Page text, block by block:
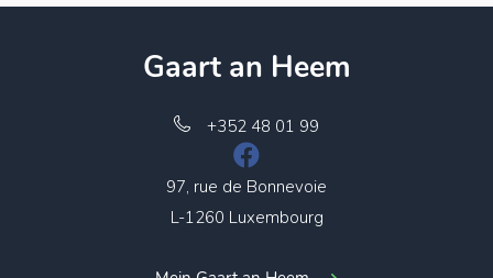
Gaart an Heem
+352 48 01 99
97, rue de Bonnevoie
L-1260 Luxembourg